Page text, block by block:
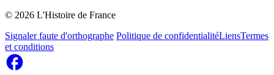
© 2026 L'Histoire de France
Signaler faute d'orthographe Politique de confidentialitéLiensTermes
et conditions